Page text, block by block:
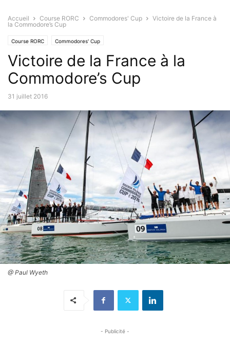
Accueil Course RORC Commodores' Cup
Victoire de la France à
la Commodore’s Cup
Course RORC Commodores' Cup
Victoire de la France à la
Commodore’s Cup
31 juillet 2016
@ Paul Wyeth
- Publicité -